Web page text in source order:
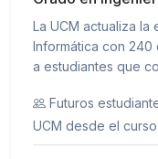
La UCM actualiza la
Informática con 240
a estudiantes que
Futuros
UCM desde el